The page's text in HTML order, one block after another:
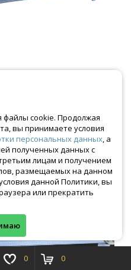
0 0
файлы cookie. Продолжая
вы принимаете условия
персональных данных, а
полученных данных с
лицам и получением
размещаемых на данном
данной Политики, вы
или прекратить